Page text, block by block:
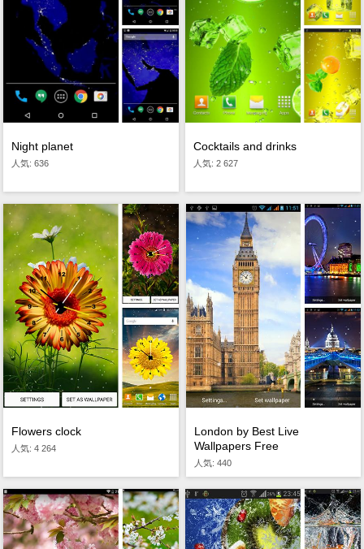
Night planet
人気: 636
Cocktails and drinks
人気: 2 627
Flowers clock
人気: 4 264
London by Best Live
Wallpapers Free
人気: 440